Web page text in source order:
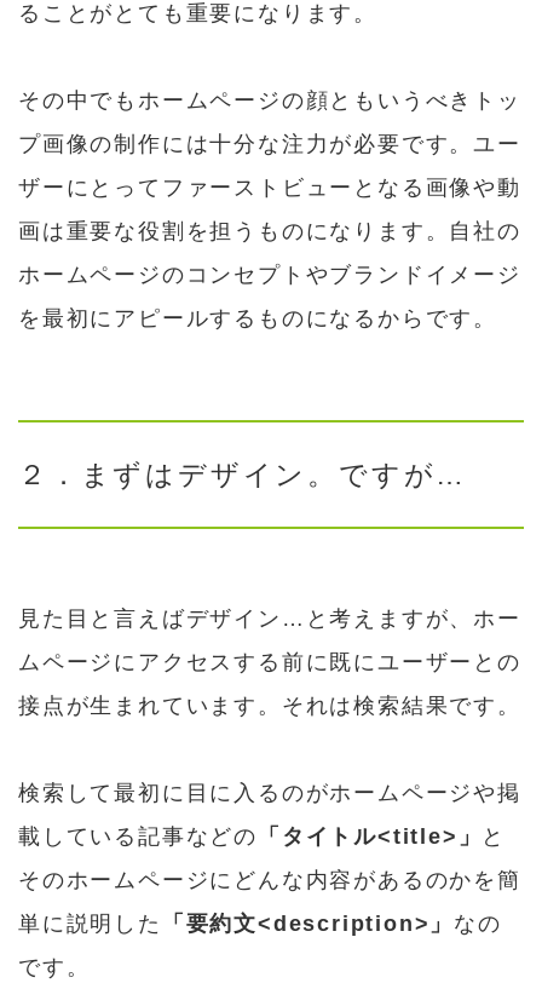
ることがとても重要になります。
その中でもホームページの顔ともいうべきトッ
プ画像の制作には十分な注力が必要です。ユー
ザーにとってファーストビューとなる画像や動
画は重要な役割を担うものになります。自社の
ホームページのコンセプトやブランドイメージ
を最初にアピールするものになるからです。
２．まずはデザイン。ですが…
見た目と言えばデザイン…と考えますが、ホー
ムページにアクセスする前に既にユーザーとの
接点が生まれています。それは検索結果です。
検索して最初に目に入るのがホームページや掲
載している記事などの 「タイトル<title>」
と
そのホームページにどんな内容があるのかを簡
単に説明した
「要約文<description>」 なの
です。